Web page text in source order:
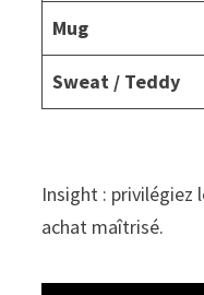
Mug
Sweat / Teddy
Insight : privilégiez
achat maîtrisé.